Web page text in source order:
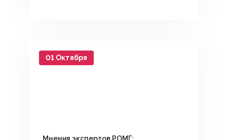
01 Октября